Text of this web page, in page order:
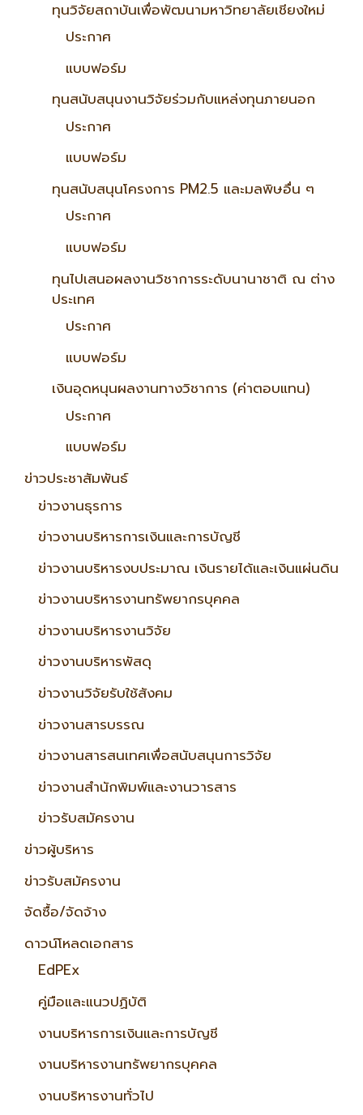
ทุนวิจัยสถาบันเพื่อพัฒนามหาวิทยาลัยเชียงใหม่
ประกาศ
แบบฟอร์ม
ทุนสนับสนุนงานวิจัยร่วมกับแหล่งทุนภายนอก
ประกาศ
แบบฟอร์ม
ทุนสนับสนุนโครงการ PM2.5 และมลพิษอื่น ๆ
ประกาศ
แบบฟอร์ม
ทุนไปเสนอผลงานวิชาการระดับนานาชาติ ณ ต่าง
ประเทศ
ประกาศ
แบบฟอร์ม
เงินอุดหนุนผลงานทางวิชาการ (ค่าตอบแทน)
ประกาศ
แบบฟอร์ม
ข่าวประชาสัมพันธ์
ข่าวงานธุรการ
ข่าวงานบริหารการเงินและการบัญชี
ข่าวงานบริหารงบประมาณ เงินรายได้และเงินแผ่นดิน
ข่าวงานบริหารงานทรัพยากรบุคคล
ข่าวงานบริหารงานวิจัย
ข่าวงานบริหารพัสดุ
ข่าวงานวิจัยรับใช้สังคม
ข่าวงานสารบรรณ
ข่าวงานสารสนเทศเพื่อสนับสนุนการวิจัย
ข่าวงานสำนักพิมพ์และงานวารสาร
ข่าวรับสมัครงาน
ข่าวผู้บริหาร
ข่าวรับสมัครงาน
จัดซื้อ/จัดจ้าง
ดาวน์โหลดเอกสาร
EdPEx
คู่มือและแนวปฏิบัติ
งานบริหารการเงินและการบัญชี
งานบริหารงานทรัพยากรบุคคล
งานบริหารงานทั่วไป